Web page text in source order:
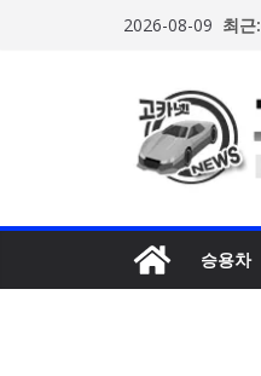
2026-08-09 최근:
승용차